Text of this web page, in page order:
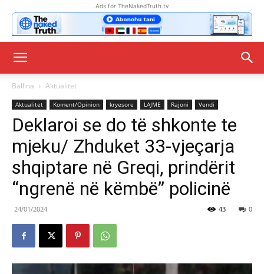
Ads for TheNakedTruth.tv
Ballina Aktualitet
Aktualitet Koment/Opinion kryesore LAJME Rajoni Vendi
Deklaroi se do të shkonte te
mjeku/ Zhduket 33-vjeçarja
shqiptare në Greqi, prindërit
“ngrenë në këmbë” policinë
24/01/2024 0
43